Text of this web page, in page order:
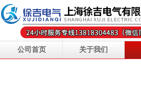
公司首页 关于我们